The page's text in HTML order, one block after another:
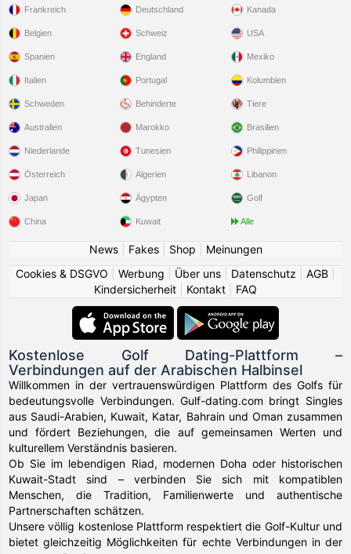
Frankreich
Belgien
Spanien
Italien
Schweden
Deutschland
Schweiz
England
Portugal
Behinderte
Kanada
USA
Mexiko
Kolumbien
Tiere
Australien
Niederlande
Österreich
Japan
China
Marokko
Tunesien
Algerien
Ägypten
Kuwait
Brasilien
Philippinen
Libanon
Golf
Alle
News| Fakes| Shop
Meinungen
Cookies & DSGVO
Werbung Über uns Datenschutz AGB
Kindersicherheit
Kontakt FAQ
Kostenlose Golf Dating-Plattform –
Verbindungen auf der Arabischen Halbinsel
Willkommen in der vertrauenswürdigen Plattform des Golfs für
bedeutungsvolle Verbindungen. Gulf-dating.com bringt Singles
aus Saudi-Arabien, Kuwait, Katar, Bahrain und Oman zusammen
und fördert Beziehungen, die auf gemeinsamen Werten und
kulturellem Verständnis basieren.
Ob Sie im lebendigen Riad, modernen Doha oder historischen
Kuwait-Stadt sind – verbinden Sie sich mit kompatiblen
Menschen, die Tradition, Familienwerte und authentische
Partnerschaften schätzen.
Unsere völlig kostenlose Plattform respektiert die Golf-Kultur und
bietet gleichzeitig Möglichkeiten für echte Verbindungen in der